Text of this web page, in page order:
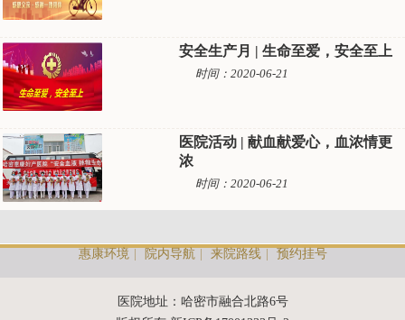
安全生产月 | 生命至爱，安全至上
时间：2020-06-21
医院活动 | 献血献爱心，血浓情更
浓
时间：2020-06-21
惠康环境 | 院内导航 | 来院路线 | 预约挂号
医院地址：哈密市融合北路6号